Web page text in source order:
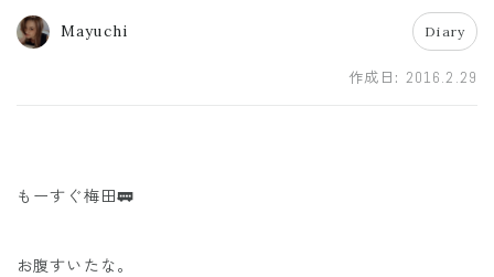
Mayuchi Diary
作成日: 2016.2.29
もーすぐ梅田🚃
お腹すいたな。